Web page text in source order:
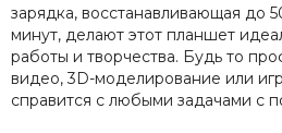
зарядка, восстанавливающая до
минут, делают этот планшет
работы и творчества. Будь то
видео, 3D-моделирование или
справится с любыми задачами с